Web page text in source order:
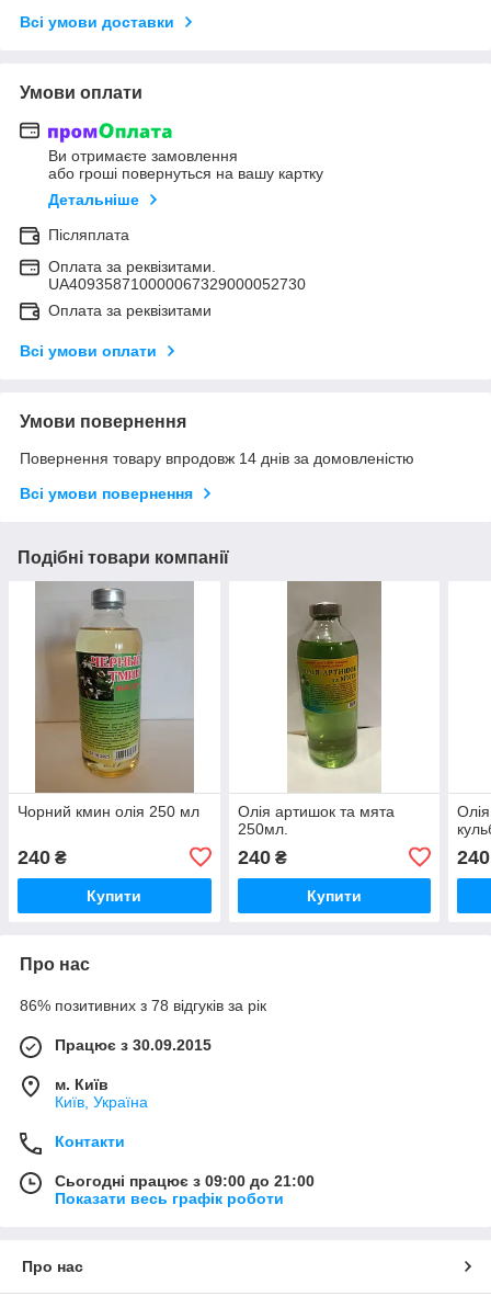
Всі умови доставки
Умови оплати
Ви отримаєте замовлення
або гроші повернуться на вашу картку
Детальніше
Післяплата
Оплата за реквізитами.
UA409358710000067329000052730
Оплата за реквізитами
Всі умови оплати
Умови повернення
Повернення товару впродовж 14 днів за домовленістю
Всі умови повернення
Подібні товари компанії
Чорний кмин олія 250 мл
240 ₴
Купити
Олія артишок та мята
250мл.
240₴
Купити
240
Про нас
86% позитивних з 78 відгуків за рік
Працює з 30.09.2015
м. Київ
Київ, Україна
Контакти
Сьогодні працює з 09:00 до 21:00
Показати весь графік роботи
Про нас